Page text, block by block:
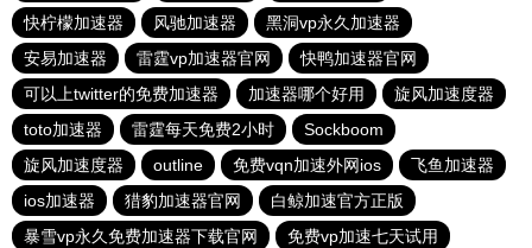
快柠檬加速器
风驰加速器
黑洞vp永久加速器
安易加速器
雷霆vp加速器官网
快鸭加速器官网
可以上twitter的免费加速器
加速器哪个好用
旋风加速度器
toto加速器
雷霆每天免费2小时
Sockboom
旋风加速度器
outline 免费vqn加速外网ios
飞鱼加速器
ios加速器
猎豹加速器官网
白鲸加速官方正版
暴雪vp永久免费加速器下载官网
免费vp加速七天试用